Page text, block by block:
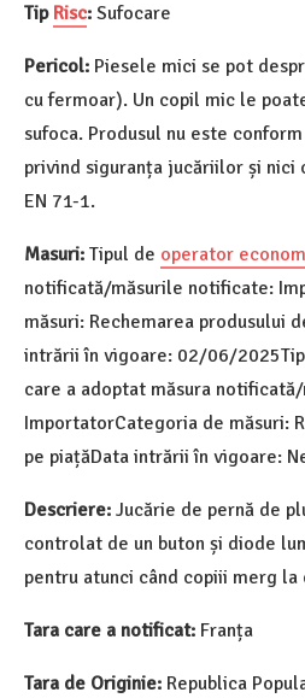
Tip Risc: Sufocare
Pericol: Piesele mici se pot
cu fermoar). Un copil mic le
sufoca. Produsul nu este
privind siguranța jucăriilor și nici
EN 71-1.
Masuri: Tipul de operator
notificată/măsurile notificate:
măsuri: Rechemarea produsului
intrării în vigoare: 02/06/
care a adoptat măsura
ImportatorCategoria de măsuri:
pe piațăData intrării în vigoare:
Descriere: Jucărie de pernă de
controlat de un buton și diode
pentru atunci când copiii merg
Tara care a notificat: Franța
Tara de Originie: Republica